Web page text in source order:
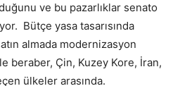
ve bu pazarlıklar senato
Bütçe yasa tasarısında
almada modernizasyon
beraber, Çin, Kuzey Kore, İran,
ülkeler arasında.